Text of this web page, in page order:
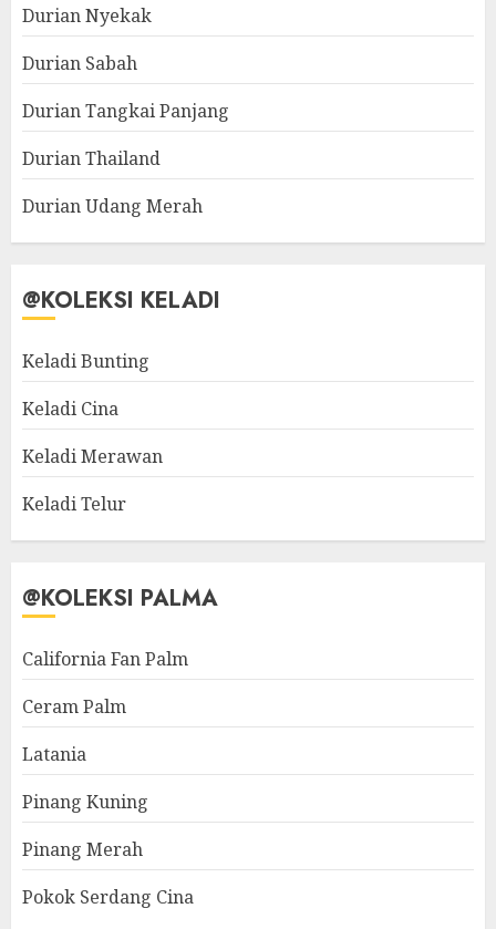
Durian Nyekak
Durian Sabah
Durian Tangkai Panjang
Durian Thailand
Durian Udang Merah
@KOLEKSI KELADI
Keladi Bunting
Keladi Cina
Keladi Merawan
Keladi Telur
@KOLEKSI PALMA
California Fan Palm
Ceram Palm
Latania
Pinang Kuning
Pinang Merah
Pokok Serdang Cina